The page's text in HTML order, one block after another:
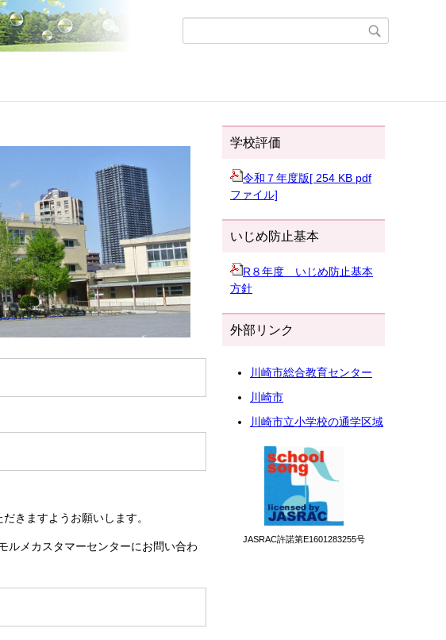
きますようお願いします。
ルメカスタマーセンターにお問い合わ
学校評価
令和７年度版[ 254 KB pdf
ファイル]
いじめ防止基本
R８年度 いじめ防止基本
方針
外部リンク
川崎市総合教育センター
川崎市
川崎市立小学校の通学区域
JASRAC許諾第E1601283255号